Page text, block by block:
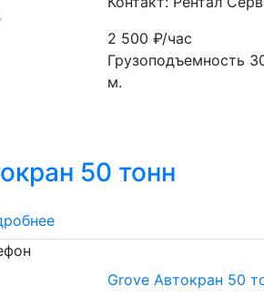
2 500₽/час
Грузоподъемность
м.
50 тонн
Grove Автокран 50